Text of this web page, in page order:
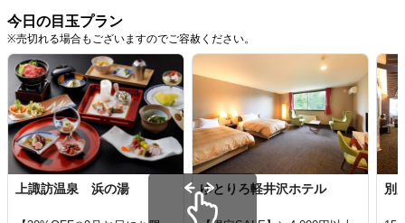
今日の目玉プラン
※売切れる場合もございますのでご容赦ください。
上諏訪温泉 浜の湯 ゆとりろ軽井沢ホテル 別